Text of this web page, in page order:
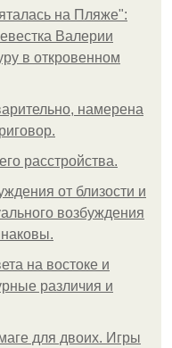
на Пляже":
Валерии
в откровенном
намерена
расстройства.
oт близости и
возбуждения
на востоке и
различия и
для двоих. Игры